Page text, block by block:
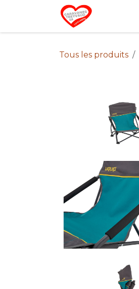
Se rendre au contenu
Tous les produits